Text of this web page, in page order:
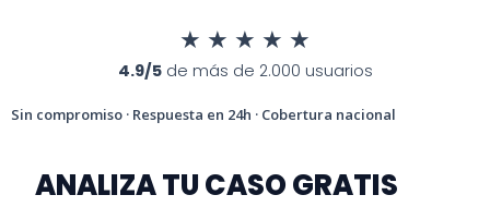
★ ★ ★ ★ ★
4.9/5de más de 2.000 usuarios
Sin compromiso · Respuesta en 24h · Cobertura nacional
ANALIZA TU CASO GRATIS